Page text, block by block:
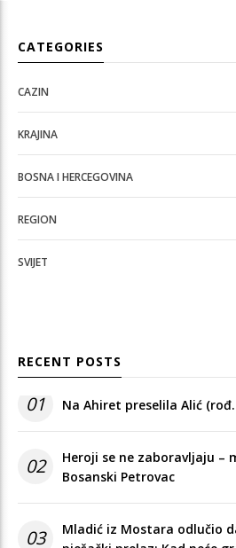
CATEGORIES
CAZIN
KRAJINA
BOSNA I HERCEGOVINA
REGION
SVIJET
RECENT POSTS
01 Na Ahiret preselila Alić
02
Heroji se ne zaboravljaju
Bosanski Petrovac
03
Mladić iz Mostara odlučio